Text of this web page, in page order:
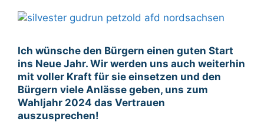
Ich wünsche den Bürgern einen guten Start
ins Neue Jahr. Wir werden uns auch weiterhin
mit voller Kraft für sie einsetzen und den
Bürgern viele Anlässe geben, uns zum
Wahljahr 2024 das Vertrauen
auszusprechen!